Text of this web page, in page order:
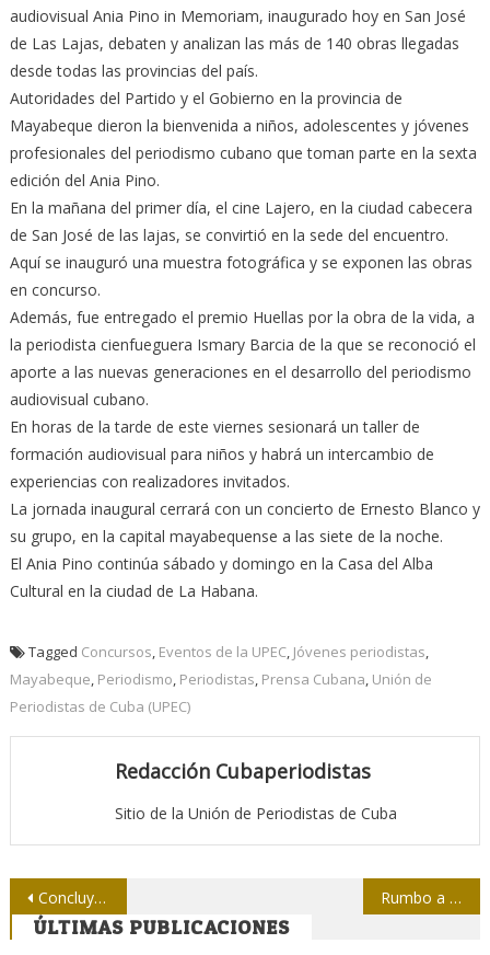
San
José
Las
audiovisual Ania Pino in Memoriam, inaugurado hoy en San José
de Las Lajas, debaten y analizan las más de 140 obras llegadas
desde todas las provincias del país.
Autoridades del Partido y el Gobierno en la provincia de
Mayabeque dieron la bienvenida a niños, adolescentes y jóvenes
profesionales del periodismo cubano que toman parte en la sexta
edición del Ania Pino.
En la mañana del primer día, el cine Lajero, en la ciudad cabecera
de San José de las lajas, se convirtió en la sede del encuentro.
Aquí se inauguró una muestra fotográfica y se exponen las obras
en concurso.
Además, fue entregado el premio Huellas por la obra de la vida, a
la periodista cienfueguera Ismary Barcia de la que se reconoció el
aporte a las nuevas generaciones en el desarrollo del periodismo
audiovisual cubano.
En horas de la tarde de este viernes sesionará un taller de
formación audiovisual para niños y habrá un intercambio de
experiencias con realizadores invitados.
La jornada inaugural cerrará con un concierto de Ernesto Blanco y
su grupo, en la capital mayabequense a las siete de la noche.
El Ania Pino continúa sábado y domingo en la Casa del Alba
Cultural en la ciudad de La Habana.
Tagged Concursos, Eventos de la UPEC, Jóvenes periodistas,
Mayabeque, Periodismo, Periodistas, Prensa Cubana, Unión de
Periodistas de Cuba (UPEC)
Redacción Cubaperiodistas
Sitio de la Unión de Periodistas de Cuba
Navegación
de
Concluye coloquio de la prensa camagüeyana Rumbo a la XX Bienal de Humorismo Gráfico
ÚLTIMAS PUBLICACIONES